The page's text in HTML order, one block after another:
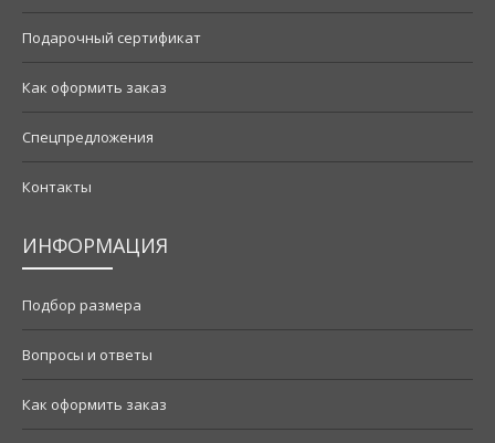
Подарочный сертификат
Как оформить заказ
Спецпредложения
Контакты
ИНФОРМАЦИЯ
Подбор размера
Вопросы и ответы
Как оформить заказ